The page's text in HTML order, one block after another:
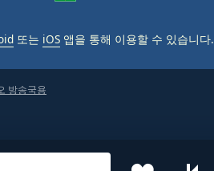
또는 iOS 앱을 통해 이용할 수 있습니다.
방송국용